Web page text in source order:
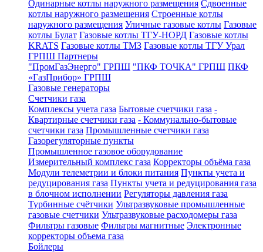
Одинарные котлы наружного размещения Сдвоенные
котлы наружного размещения Строенные котлы
наружного размещения Уличные газовые котлы Газовые
котлы Булат Газовые котлы ТГУ-НОРД Газовые котлы
KRATS Газовые котлы ТМЗ Газовые котлы ТГУ Урал
ГРПШ Партнеры
"ПромГазЭнерго" ГРПШ "ПКФ ТОЧКА" ГРПШ ПКФ
«ГазПрибор» ГРПШ
Газовые генераторы
Счетчики газа
Комплексы учета газа Бытовые счетчики газа -
Квартирные счетчики газа - Коммунально-бытовые
счетчики газа Промышленные счетчики газа
Газорегуляторные пункты
Промышленное газовое оборудование
Измерительный комплекс газа Корректоры объёма газа
Модули телеметрии и блоки питания Пункты учета и
редуцирования газа Пункты учета и редуцирования газа
в блочном исполнении Регуляторы давления газа
Турбинные счётчики Ультразвуковые промышленные
газовые счетчики Ультразвуковые расходомеры газа
Фильтры газовые Фильтры магнитные Электронные
корректоры объема газа
Бойлеры